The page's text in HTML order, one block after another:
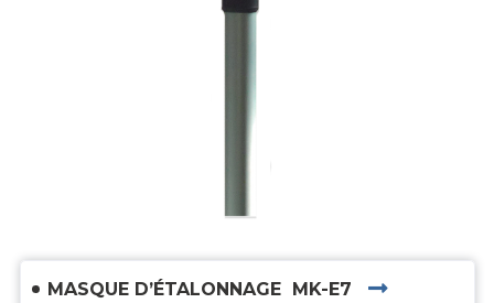
MASQUE D’ÉTALONNAGE MK-E7